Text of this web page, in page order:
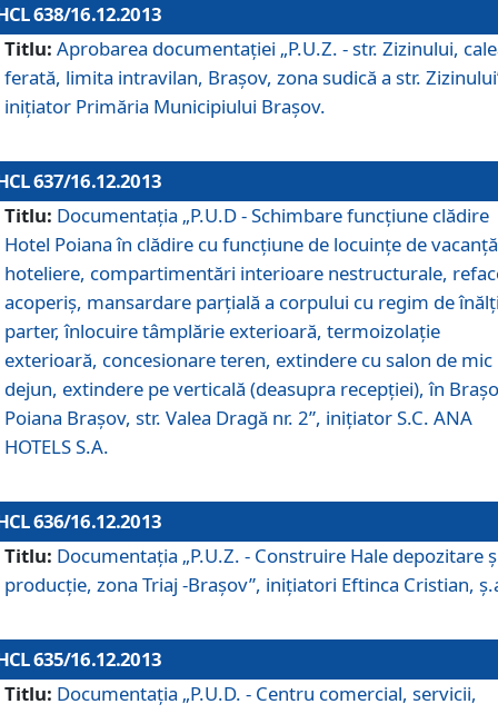
638/16.12.2013
Titlu: Aprobarea documentaţiei „P.U.Z. - str. Zizinului,
ferată, limita intravilan, Braşov, zona sudică a str.
iniţiator Primăria Municipiului Braşov.
637/16.12.2013
Titlu: Documentaţia „P.U.D - Schimbare funcţiune clădire
Hotel Poiana în clădire cu funcţiune de locuinţe de
hoteliere, compartimentări interioare nestructurale,
acoperiş, mansardare parţială a corpului cu regim de
parter, înlocuire tâmplărie exterioară, termoizolaţie
exterioară, concesionare teren, extindere cu salon de mic
dejun, extindere pe verticală (deasupra recepţiei), în
Poiana Braşov, str. Valea Dragă nr. 2”, iniţiator S.C. ANA
HOTELS S.A.
636/16.12.2013
Titlu: Documentaţia „P.U.Z. - Construire Hale depozitare
producţie, zona Triaj -Braşov”, iniţiatori Eftinca Cristian,
635/16.12.2013
Titlu: Documentaţia „P.U.D. - Centru comercial, servicii,